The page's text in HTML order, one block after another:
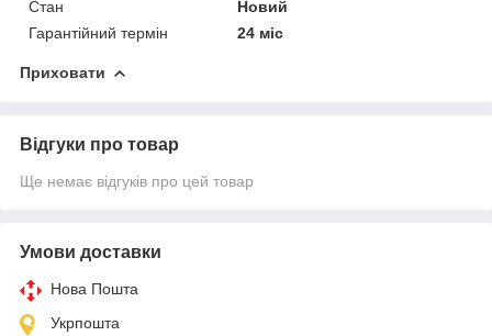
Стан
Новий
Гарантійний термін
24 міс
Приховати
Відгуки про товар
Ще немає відгуків про цей товар
Умови доставки
Нова Пошта
Укрпошта